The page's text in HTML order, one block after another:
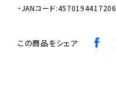
・JANコード:4570194417206
この商品をシェア